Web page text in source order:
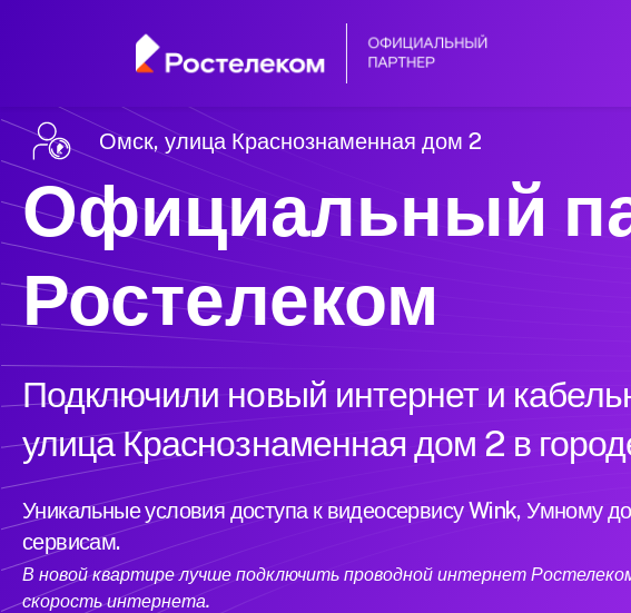
Омск, улица Краснознаменная дом 2
Официальный
Ростелеком
Подключили новый интернет и
улица Краснознаменная дом 2 в
Уникальные условия доступа к видеосервису Wink, Умному
сервисам.
В новой квартире лучше подключить проводной интернет
скорость интернета.